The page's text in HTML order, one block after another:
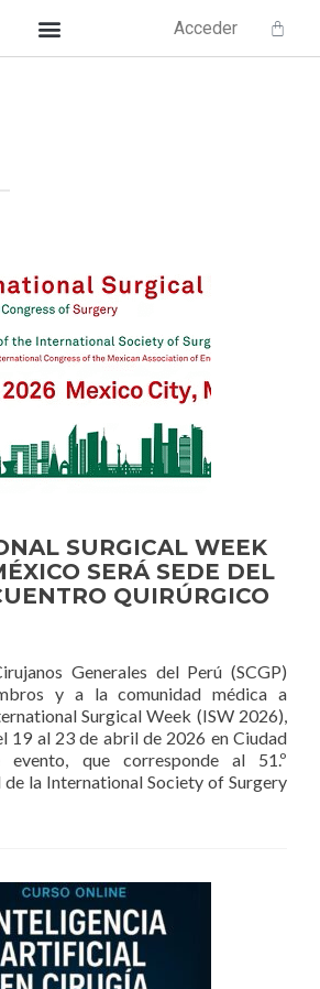
Acceder
SURGICAL WEEK
SERÁ SEDE DEL
QUIRÚRGICO
Generales del Perú (SCGP)
y a la comunidad médica a
Surgical Week (ISW 2026),
19 al 23 de abril de 2026 en Ciudad
que corresponde al 51.º
la International Society of Surgery